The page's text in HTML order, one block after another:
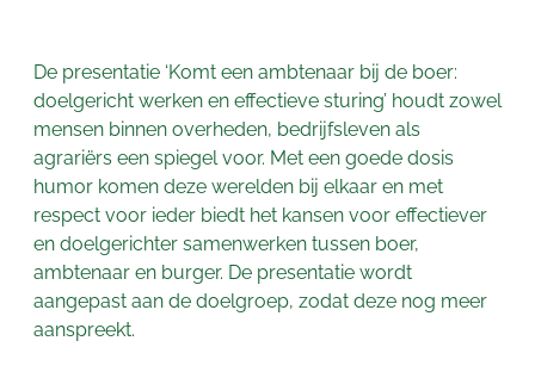
De presentatie ‘Komt een ambtenaar bij de boer:
doelgericht werken en effectieve sturing’ houdt zowel
mensen binnen overheden, bedrijfsleven als
agrariërs een spiegel voor. Met een goede dosis
humor komen deze werelden bij elkaar en met
respect voor ieder biedt het kansen voor effectiever
en doelgerichter samenwerken tussen boer,
ambtenaar en burger. De presentatie wordt
aangepast aan de doelgroep, zodat deze nog meer
aanspreekt.